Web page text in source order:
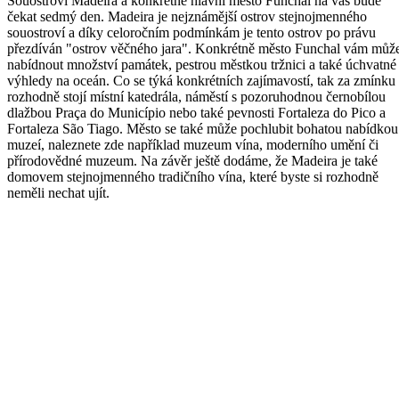
čekat sedmý den. Madeira je nejznámější ostrov stejnojmenného
souostroví a díky celoročním podmínkám je tento ostrov po právu
přezdíván "ostrov věčného jara". Konkrétně město Funchal vám
nabídnout množství památek, pestrou městkou tržnici a také úchvatné
výhledy na oceán. Co se týká konkrétních zajímavostí, tak za zmínku
rozhodně stojí místní katedrála, náměstí s pozoruhodnou černobílou
dlažbou Praça do Município nebo také pevnosti Fortaleza do Pico a
Fortaleza São Tiago. Město se také může pochlubit bohatou nabídkou
muzeí, naleznete zde například muzeum vína, moderního umění či
přírodovědné muzeum. Na závěr ještě dodáme, že Madeira je také
domovem stejnojmenného tradičního vína, které byste si rozhodně
neměli nechat ujít.